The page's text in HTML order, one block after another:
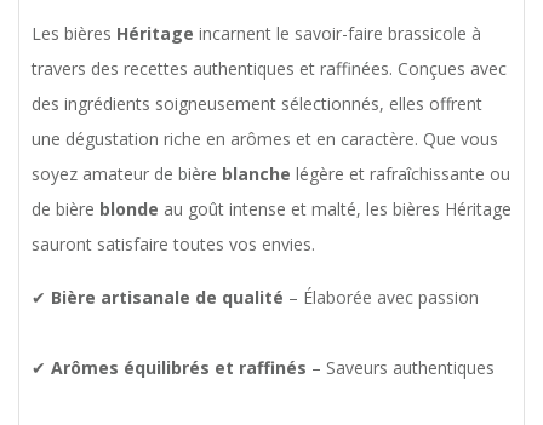
Les bières Héritage incarnent le savoir-faire brassicole à
travers des recettes authentiques et raffinées. Conçues avec
des ingrédients soigneusement sélectionnés, elles offrent
une dégustation riche en arômes et en caractère. Que vous
soyez amateur de bière blanche légère et rafraîchissante ou
de bière blonde au goût intense et malté, les bières Héritage
sauront satisfaire toutes vos envies.
✔ Bière artisanale de qualité – Élaborée avec passion
✔ Arômes équilibrés et raffinés – Saveurs authentiques